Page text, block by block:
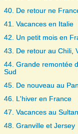
40. De retour ne
41. Vacances en Italie
42. Un petit mois en
43. De retour au Chili,
44. Grande remontée
Sud
45. De nouveau au
46. L'hiver en France
47. Vacances au
48. Granville et Jersey